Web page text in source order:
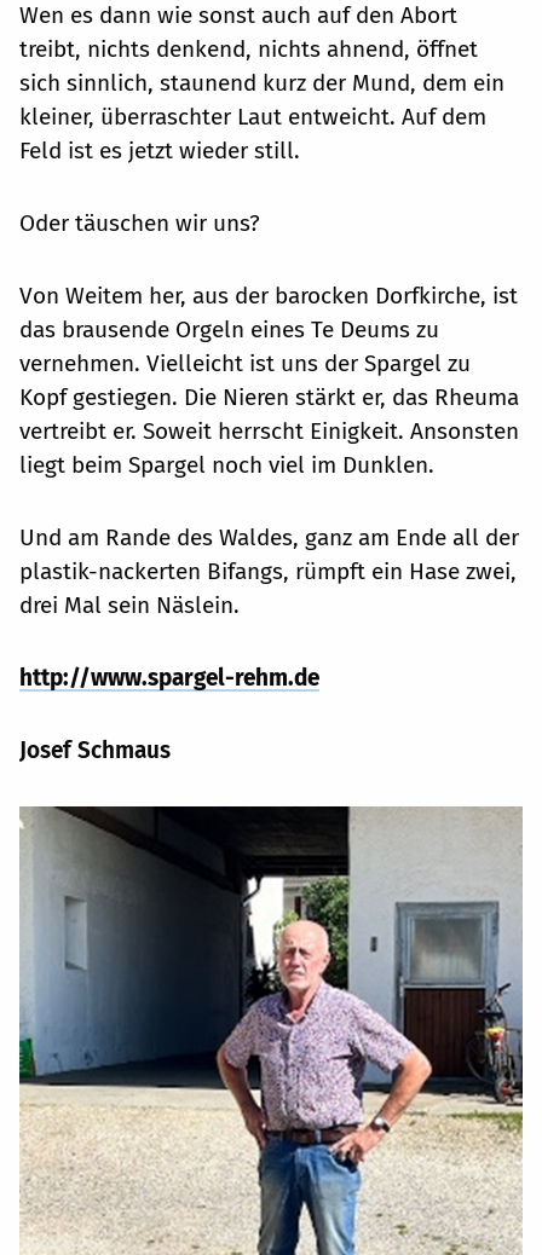
Wen es dann wie sonst auch auf den Abort
treibt, nichts denkend, nichts ahnend, öffnet
sich sinnlich, staunend kurz der Mund, dem ein
kleiner, überraschter Laut entweicht. Auf dem
Feld ist es jetzt wieder still.
Oder täuschen wir uns?
Von Weitem her, aus der barocken Dorfkirche, ist
das brausende Orgeln eines Te Deums zu
vernehmen. Vielleicht ist uns der Spargel zu
Kopf gestiegen. Die Nieren stärkt er, das Rheuma
vertreibt er. Soweit herrscht Einigkeit. Ansonsten
liegt beim Spargel noch viel im Dunklen.
Und am Rande des Waldes, ganz am Ende all der
plastik-nackerten Bifangs, rümpft ein Hase zwei,
drei Mal sein Näslein.
http://www.spargel-rehm.de
Josef Schmaus